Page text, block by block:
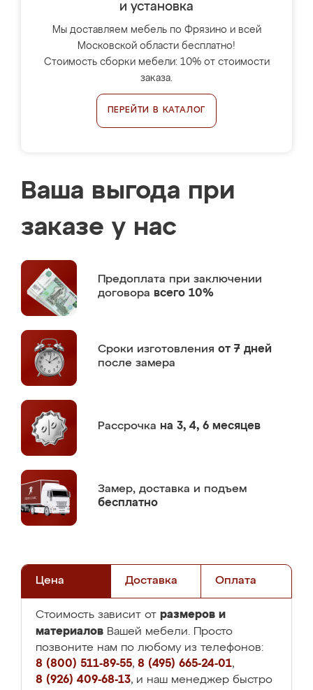
и установка
Мы доставляем мебель по Фрязино и всей
Московской области бесплатно!
Стоимость сборки мебели: 10% от стоимости
заказа.
ПЕРЕЙТИ В КАТАЛОГ
Ваша выгода при
заказе у нас
Предоплата при заключении
договора всего 10%
Сроки изготовления от 7 дней
после замера
Рассрочка на 3, 4, 6 месяцев
Замер, доставка и подъем
бесплатно
Цена Доставка Оплата
Стоимость зависит от размеров и
материалов Вашей мебели. Просто
позвоните нам по любому из телефонов:
8 (800) 511-89-55, 8 (495) 665-24-01,
8 (926) 409-68-13, и наш менеджер быстро